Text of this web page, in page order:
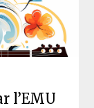
l’EMU